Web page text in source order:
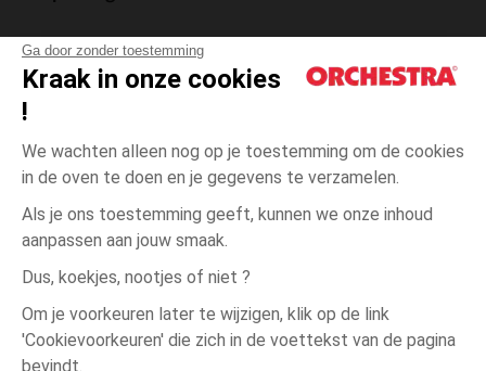
Ga door zonder toestemming
Kraak in onze cookies
!
We wachten alleen nog op je toestemming om de cookies
in de oven te doen en je gegevens te verzamelen.
Als je ons toestemming geeft, kunnen we onze inhoud
aanpassen aan jouw smaak.
Dus, koekjes, nootjes of niet ?
Om je voorkeuren later te wijzigen, klik op de link
'Cookievoorkeuren' die zich in de voettekst van de pagina
bevindt.
Ecru Ecru
15-
Algemene verkoopsvoorwaarden
Wettelijke bepalingen
Persoonsgegevens